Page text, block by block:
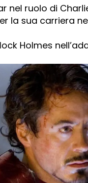
nel ruolo di
la sua carriera
Holmes